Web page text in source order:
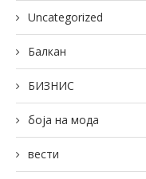
Uncategorized
Балкан
БИЗНИС
боја на мода
вести